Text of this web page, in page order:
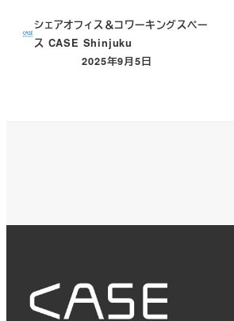
シェアオフィス＆コワーキングスペー
ス CASE Shinjuku
投稿日
2025年9月5日